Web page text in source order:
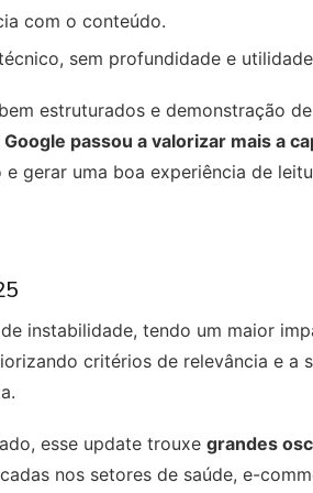
com o conteúdo.
sem profundidade e
estruturados e demonstração
Google passou a valorizar mais a
gerar uma boa experiência de
instabilidade, tendo um maior
critérios de relevância e a
esse update trouxe grandes
nos setores de saúde, e-